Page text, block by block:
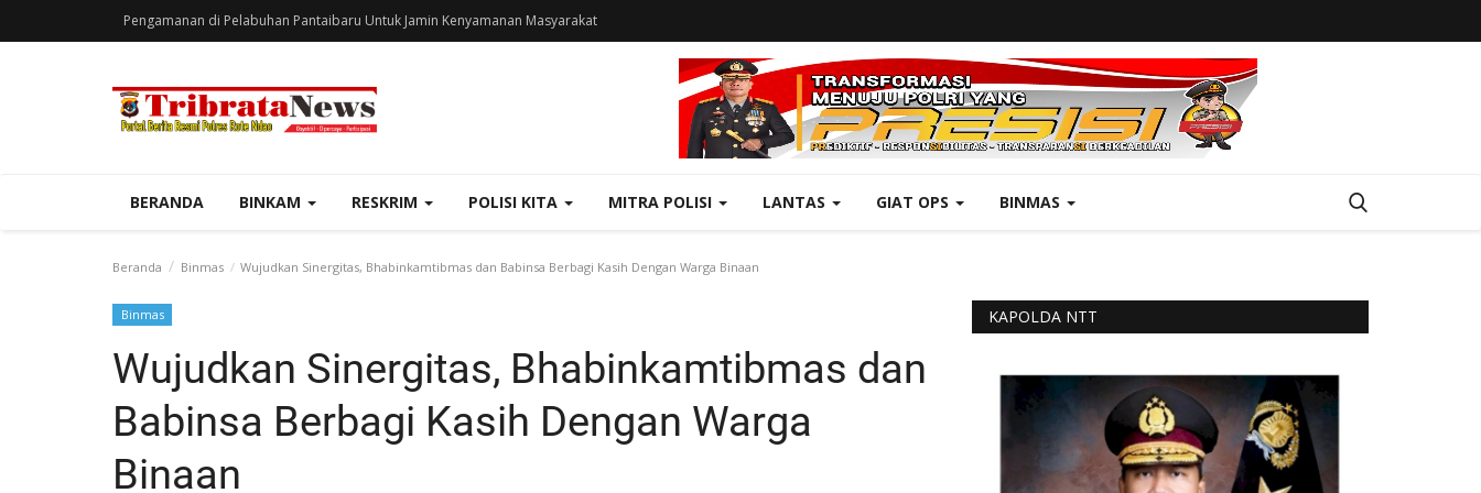
Pengamanan di Pelabuhan Pantaibaru Untuk Jamin Kenyamanan Masyarakat
BERANDA BINKAM RESKRIM POLISI KITA MITRA POLISI LANTAS GIAT OPS BINMAS
Beranda Binmas Wujudkan Sinergitas, Bhabinkamtibmas dan Babinsa Berbagi Kasih Dengan Warga Binaan
Binmas
Wujudkan Sinergitas, Bhabinkamtibmas dan
Babinsa Berbagi Kasih Dengan Warga
Binaan
KAPOLDA NTT